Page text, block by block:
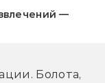
—
Болота,